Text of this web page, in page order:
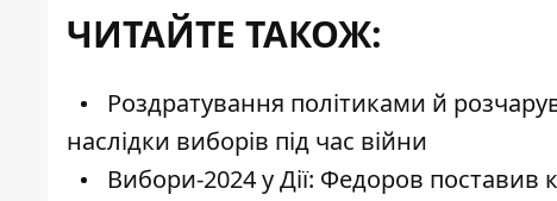
ЧИТАЙТЕ ТАКОЖ:
Роздратування політиками й
наслідки виборів під час війни
Вибори-2024 у Дії: Федоров поставив